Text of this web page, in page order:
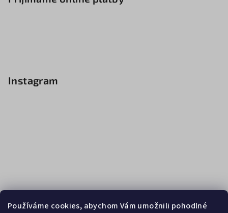
Používáme cookies, abychom Vám umožnili pohodlné
Instagram